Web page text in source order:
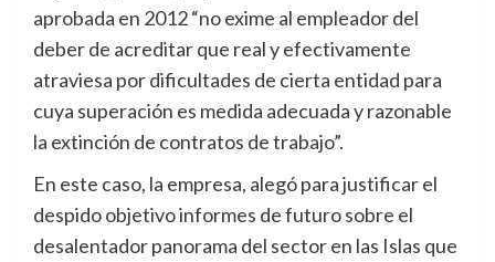
aprobada en 2012 “no exime al empleador del
deber de acreditar que real y efectivamente
atraviesa por dificultades de cierta entidad para
cuya superación es medida adecuada y razonable
la extinción de contratos de trabajo”.
En este caso, la empresa, alegó para justificar el
despido objetivo informes de futuro sobre el
desalentador panorama del sector en las Islas que